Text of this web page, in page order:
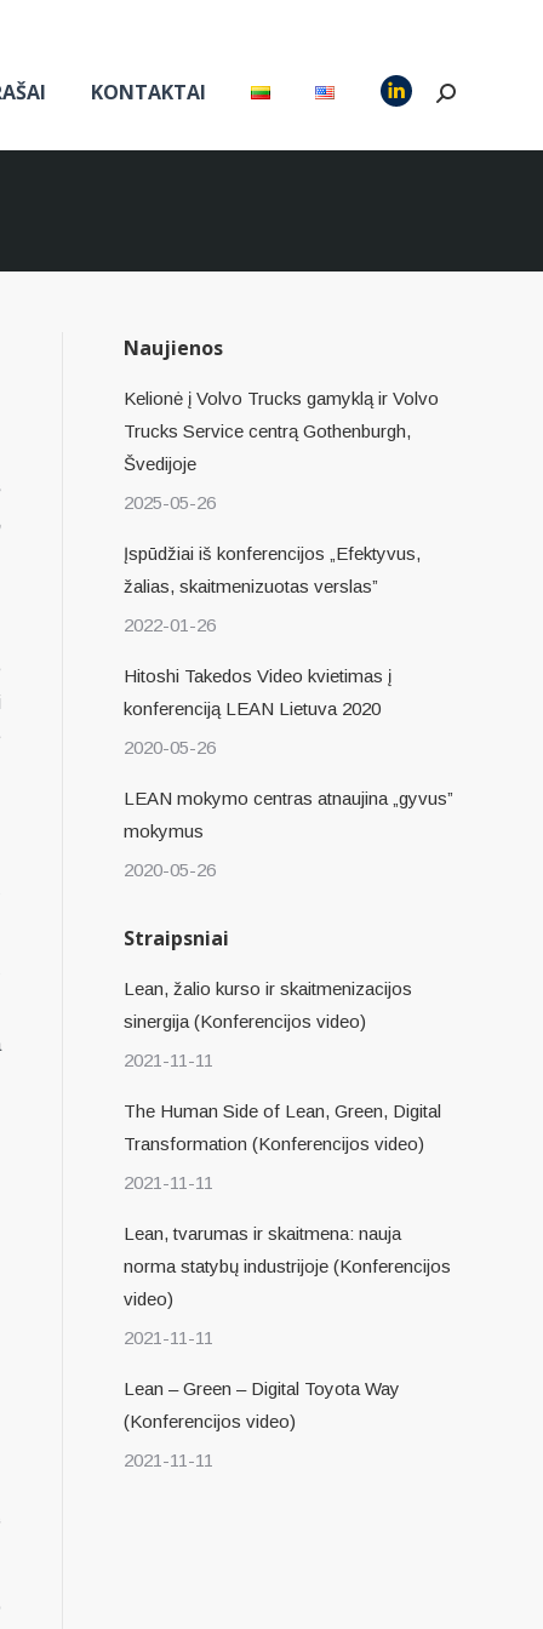
KONTAKTAI
LinkedinSearch:
Naujienos
Kelionė į Volvo Trucks gamyklą ir Volvo
Trucks Service centrą Gothenburgh,
Švedijoje
2025-05-26
Įspūdžiai iš konferencijos „Efektyvus,
žalias, skaitmenizuotas verslas”
2022-01-26
Hitoshi Takedos Video kvietimas į
konferenciją LEAN Lietuva 2020
2020-05-26
LEAN mokymo centras atnaujina „gyvus”
mokymus
2020-05-26
Straipsniai
Lean, žalio kurso ir skaitmenizacijos
sinergija (Konferencijos video)
2021-11-11
The Human Side of Lean, Green, Digital
Transformation (Konferencijos video)
2021-11-11
Lean, tvarumas ir skaitmena: nauja
norma statybų industrijoje (Konferencijos
video)
2021-11-11
Lean – Green – Digital Toyota Way
(Konferencijos video)
2021-11-11